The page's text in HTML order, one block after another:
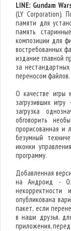
LINE: Gundam
(LY Corporation).
памяти для
память
композиции для
востребованных
издание главной
за
переносом файлов.
О качестве игры
загрузивших
загрузка
обговорить
прорисованная и
безумный
иконки
программу.
Добавленная
на Андроид -
опубликована
пакет, если
в наши друзья,
приложения,